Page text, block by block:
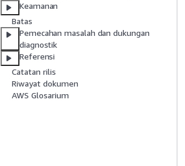
Keamanan
Batas
Pemecahan masalah dan dukungan
diagnostik
Referensi
Catatan rilis
Riwayat dokumen
AWS Glosarium